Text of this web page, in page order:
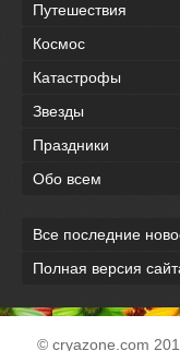
Путешествия
Космос
Катастрофы
Звезды
Праздники
Обо всем
Все последние
Полная версия
© cryazone.com